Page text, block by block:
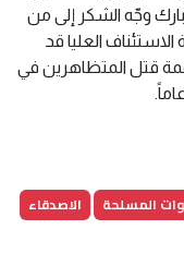
وجّه الشكر إلى من
العليا قد
من تهمة قتل المتظاهرين في
المسلحة
الاصدقاء